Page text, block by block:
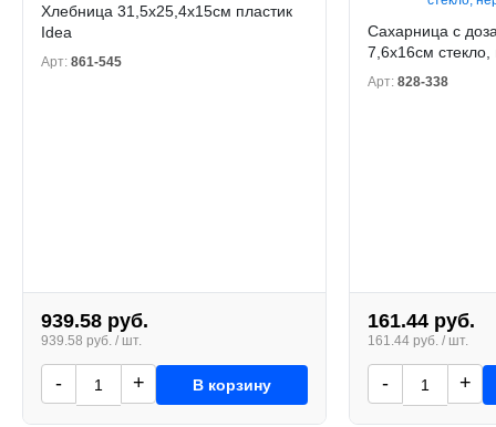
Хлебница 31,5x25,4x15см пластик
Idea
Арт: 861-545
939.58 руб.
939.58 руб. / шт.
- + В корзину
Сахарница с
7,6x16см
Арт: 828-338
161.44 руб.
161.44 руб. / шт.
- +